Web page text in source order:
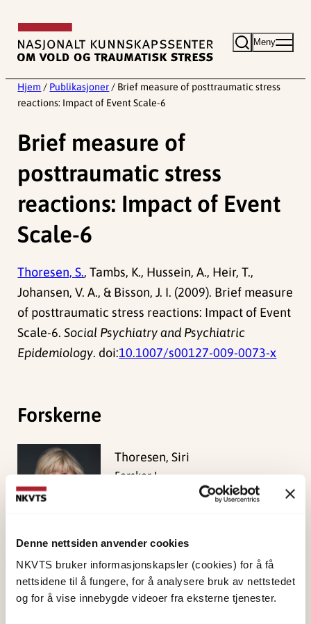
Denne nettsiden anvender cookies
NKVTS bruker informasjonskapsler (cookies) for å få
nettsidene til å fungere, for å analysere bruk av nettstedet
og for å vise innebygde videoer fra eksterne tjenester.
innhold
Meny
Hjem / Publikasjoner / Brief measure of posttraumatic stress
reactions: Impact of Event Scale-6
Brief measure of
posttraumatic stress
reactions: Impact of Event
Scale-6
Thoresen, S., Tambs, K., Hussein, A., Heir, T.,
Johansen, V. A., & Bisson, J. I. (2009). Brief measure
of posttraumatic stress reactions: Impact of Event
Scale-6.Social Psychiatry and Psychiatric
Epidemiology. doi:10.1007/s00127-009-0073-x
Forskerne
Thoresen, Siri
Forsker I
Publisert:19. mars 2026
Sist redigert:9. august 2026